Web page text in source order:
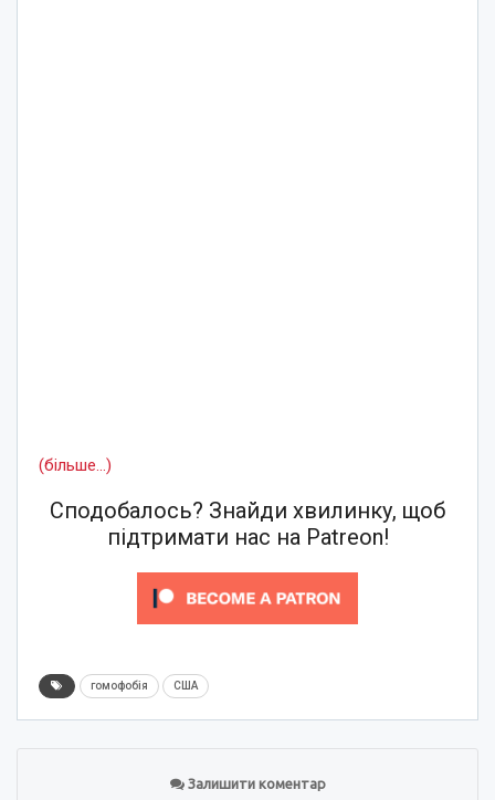
(більше…)
Сподобалось? Знайди хвилинку, щоб
підтримати нас на Patreon!
гомофобія США
Залишити коментар